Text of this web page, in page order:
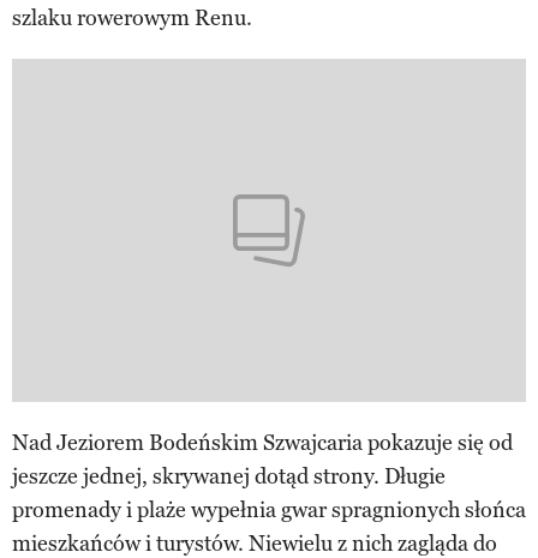
szlaku rowerowym Renu.
Nad Jeziorem Bodeńskim Szwajcaria pokazuje się od
jeszcze jednej, skrywanej dotąd strony. Długie
promenady i plaże wypełnia gwar spragnionych słońca
mieszkańców i turystów. Niewielu z nich zagląda do